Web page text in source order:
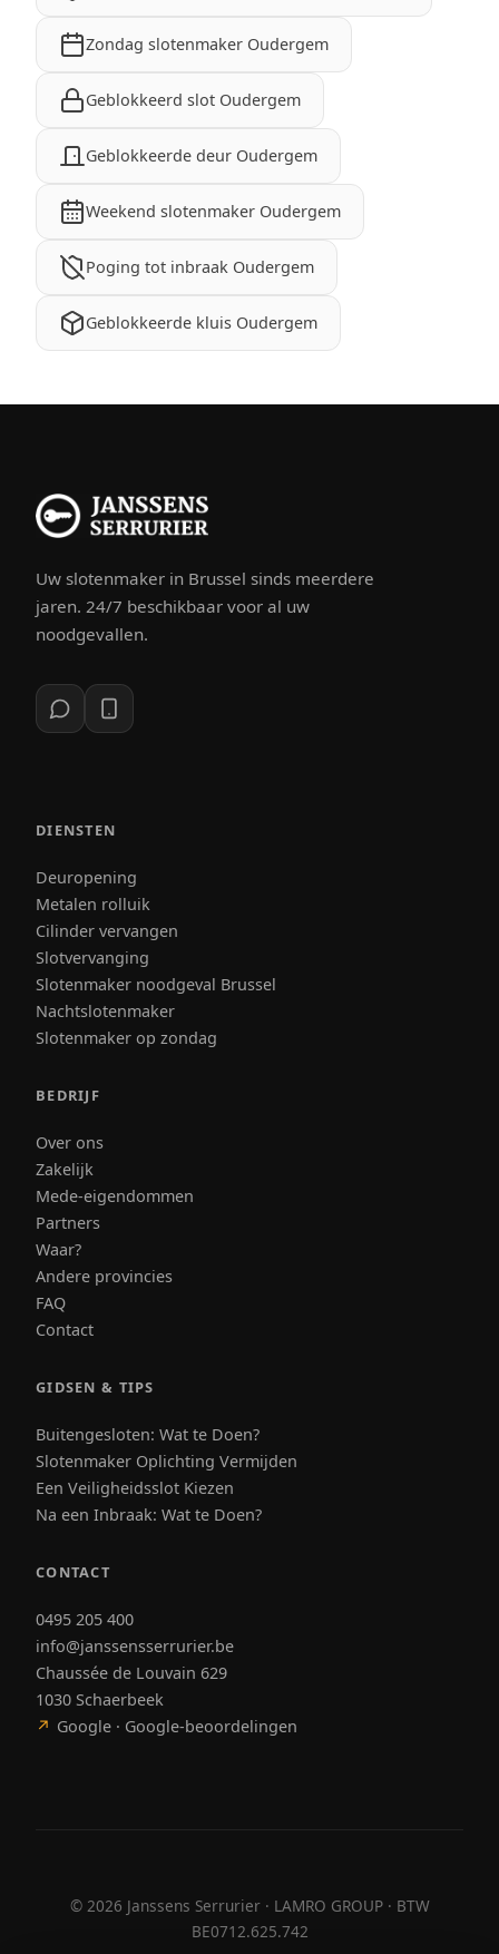
Zondag slotenmaker Oudergem
Geblokkeerd slot Oudergem
Geblokkeerde deur Oudergem
Weekend slotenmaker Oudergem
Poging tot inbraak Oudergem
Geblokkeerde kluis Oudergem
Uw slotenmaker in Brussel sinds meerdere
jaren. 24/7 beschikbaar voor al uw
noodgevallen.
DIENSTEN
Deuropening
Metalen rolluik
Cilinder vervangen
Slotvervanging
Slotenmaker noodgeval Brussel
Nachtslotenmaker
Slotenmaker op zondag
BEDRIJF
Over ons
Zakelijk
Mede-eigendommen
Partners
Waar?
Andere provincies
FAQ
Contact
GIDSEN & TIPS
Buitengesloten: Wat te Doen?
Slotenmaker Oplichting Vermijden
Een Veiligheidsslot Kiezen
Na een Inbraak: Wat te Doen?
CONTACT
0495 205 400
info@janssensserrurier.be
Chaussée de Louvain 629
1030 Schaerbeek
↗ Google · Google-beoordelingen
© 2026 Janssens Serrurier · LAMRO GROUP · BTW
BE0712.625.742